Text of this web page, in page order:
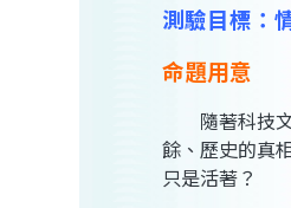
測驗目標：
命題用意
隨著科技文
餘、歷史的真
只是活著？